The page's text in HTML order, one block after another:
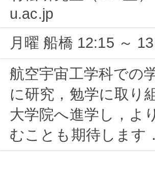
月曜 船橋 12:15 ～
航空宇宙工学科での
に研究，勉学に取り
大学院へ進学し，よ